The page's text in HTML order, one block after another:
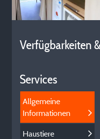
Verfügbarkeiten
Services
Allgemeine
Informationen
Haustiere